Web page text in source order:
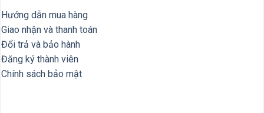
Hướng dẫn mua hàng
Giao nhận và thanh toán
Đổi trả và bảo hành
Đăng ký thành viên
Chính sách bảo mật